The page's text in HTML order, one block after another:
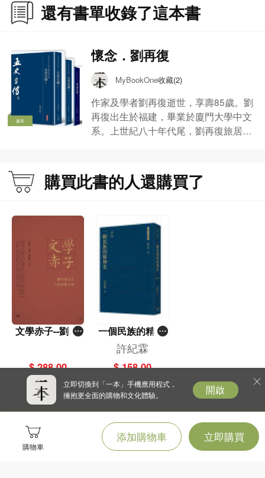
購物車
添加購物車 立即購買
還有書單收錄了這本書
書單
懷念．劉再復
MyBookOne收藏(2)
作家及學者劉再復逝世，享壽85歲。劉
再復出生於福建，畢業於廈門大學中文
系。上世紀八十年代尾，劉再復旅居海
大學及香港城市大學、香港科技大學等
院校擔任過名譽教授、訪問學者及客座
學》、《紅樓夢悟》、《放逐精神》等
理論作品。另有《三讀滄海》、《人論
二十五種》及《漂流手記》等散文集。
購買此書的人還購買了
文學赤子--劉再
$ 288.00
一個民族的精神
史（第二版）
（普通本）
許紀霖
$ 158.00
立即切換到「一本」手機應用程式，
擁抱更全面的購物和文化體驗。
開啟